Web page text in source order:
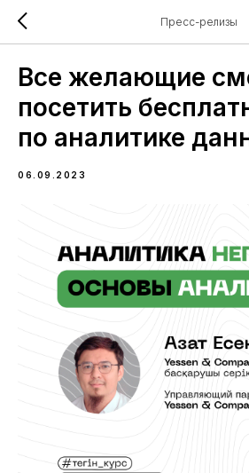
Пресс-релизы
Все желающие
посетить
по аналитике
06.09.2023